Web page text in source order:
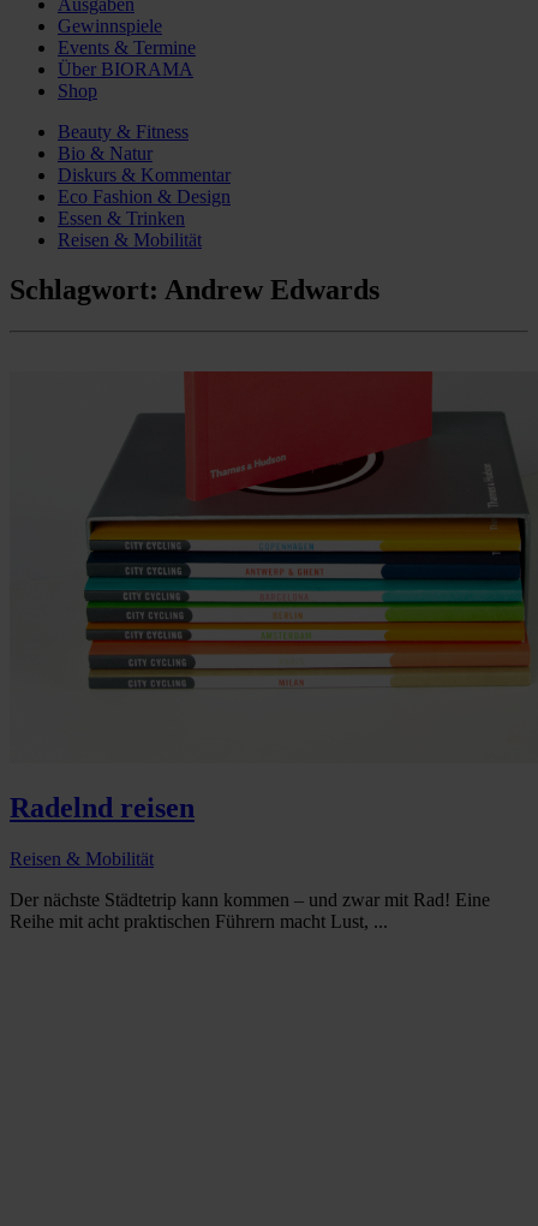
Gewinnspiele
Events & Termine
Über BIORAMA
Shop
Beauty & Fitness
Bio & Natur
Diskurs & Kommentar
Eco Fashion & Design
Essen & Trinken
Reisen & Mobilität
Schlagwort: Andrew Edwards
Radelnd reisen
Reisen & Mobilität
Der nächste Städtetrip kann kommen – und zwar mit Rad! Eine
Reihe mit acht praktischen Führern macht Lust, ...